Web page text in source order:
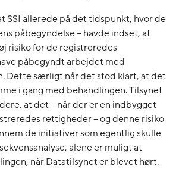
SSI allerede på det tidspunkt, hvor de
påbegyndelse – havde indset, at
risiko for de registreredes
påbegyndt arbejdet med
Dette særligt når det stod klart, at det
i gang med behandlingen. Tilsynet
at det – når der er en indbygget
rettigheder – og denne risiko
de initiativer som egentlig skulle
alene er muligt at
når Datatilsynet er blevet hørt.